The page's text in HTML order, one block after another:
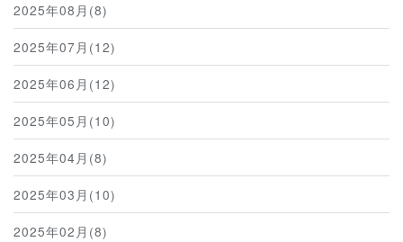
2025年08月(8)
2025年07月(12)
2025年06月(12)
2025年05月(10)
2025年04月(8)
2025年03月(10)
2025年02月(8)